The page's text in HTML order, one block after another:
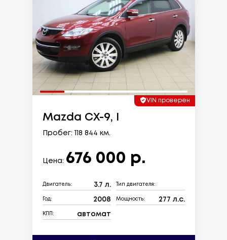
VIN проверен
Mazda CX-9, I
Пробег: 118 844 км.
Цена: 676 000 р.
Двигатель: 3.7 л. Тип двигателя:
Год: 2008 Мощность: 277 л.с.
КПП: автомат